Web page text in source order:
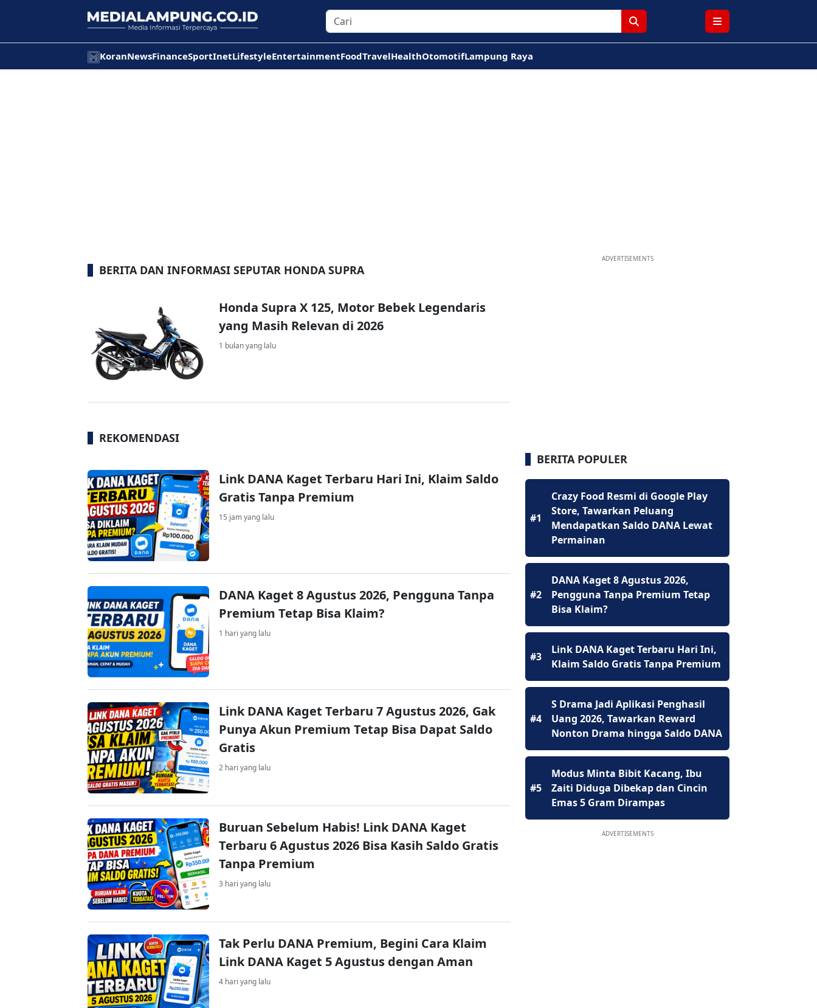
KoranNewsFinanceSportInetLifestyleEntertainmentFoodTravelHealthOtomotifLampung Raya
BERITA DAN INFORMASI SEPUTAR HONDA SUPRA
Honda Supra X 125, Motor Bebek Legendaris
yang Masih Relevan di 2026
1 bulan yang lalu
REKOMENDASI
Link DANA Kaget Terbaru Hari Ini, Klaim Saldo
Gratis Tanpa Premium
15 jam yang lalu
DANA Kaget 8 Agustus 2026, Pengguna Tanpa
Premium Tetap Bisa Klaim?
1 hari yang lalu
Link DANA Kaget Terbaru 7 Agustus 2026, Gak
Punya Akun Premium Tetap Bisa Dapat Saldo
Gratis
2 hari yang lalu
Buruan Sebelum Habis! Link DANA Kaget
Terbaru 6 Agustus 2026 Bisa Kasih Saldo Gratis
Tanpa Premium
3 hari yang lalu
Tak Perlu DANA Premium, Begini Cara Klaim
Link DANA Kaget 5 Agustus dengan Aman
4 hari yang lalu
ADVERTISEMENTS
BERITA POPULER
#1
Crazy Food Resmi di Google Play
Store, Tawarkan Peluang
Mendapatkan Saldo DANA Lewat
Permainan
#2
DANA Kaget 8 Agustus 2026,
Pengguna Tanpa Premium Tetap
Bisa Klaim?
#3
Link DANA Kaget Terbaru Hari Ini,
Klaim Saldo Gratis Tanpa Premium
#4
S Drama Jadi Aplikasi Penghasil
Uang 2026, Tawarkan Reward
Nonton Drama hingga Saldo DANA
#5
Modus Minta Bibit Kacang, Ibu
Zaiti Diduga Dibekap dan Cincin
Emas 5 Gram Dirampas
ADVERTISEMENTS